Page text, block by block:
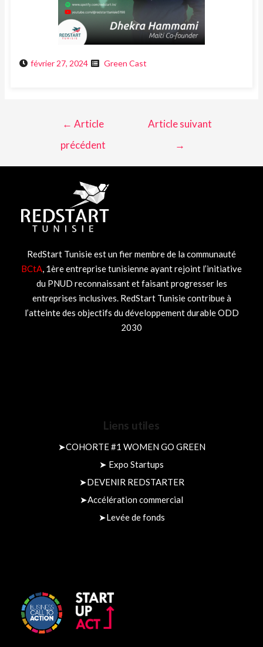
février 27, 2024 Green Cast
← Article
précédent
Article suivant
→
RedStart Tunisie est un fier membre de la communauté
BCtA, 1ère entreprise tunisienne ayant rejoint l’initiative
du PNUD reconnaissant et faisant progresser les
entreprises inclusives. RedStart Tunisie contribue à
l’atteinte des objectifs du développement durable ODD
2030
Liens utiles
➤COHORTE #1 WOMEN GO GREEN
➤ Expo Startups
➤DEVENIR REDSTARTER
➤Accélération commercial
➤Levée de fonds​